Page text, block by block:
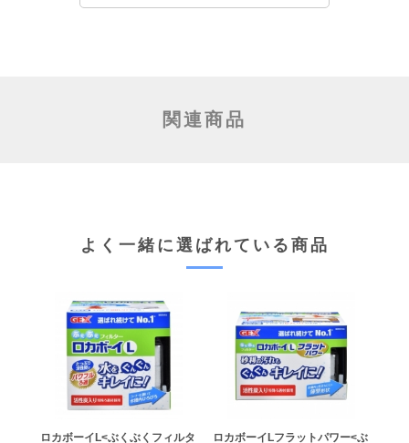
関連商品
よく一緒に選ばれている商品
ロカボーイL<ぶくぶくフィルタ
ロカボーイLフラットパワー<ぶ